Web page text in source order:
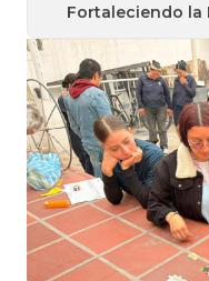
Fortaleciendo la